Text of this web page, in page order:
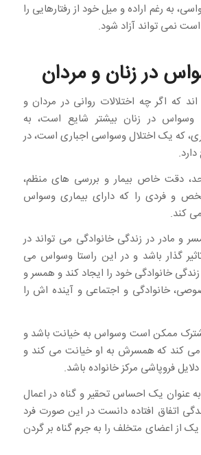
به رغم اراده و میل خود از رفتارهایی را
نمی تواند آزاد شود.
در زنان و مردان
که اگر چه اختلالات روانی در مردان و
در زنان بیشتر شایع است، به
یک اختلال وسواسی اجباری است، در
دقت خاص بیمار و بررسی های منظم،
و فردی را که دارای بیماری وسواس
کند.
و مادر در زندگی خانوادگی می تواند در
گذار باشد و در این راستا وسواس می
خانوادگی خود را ایجاد کند و همسر و
خانوادگی و اجتماعی و آینده اش را
ممکن است وسواس به خیانت باشد و
کند که همسرش به او خیانت می کند و
فروپاشی مرکز خانواده باشد.
عنوان یک احساس تحقیر و گناه در اعمال
اتفاق افتاده دانست در این صورت فرد
یک از اعضای متخلف را به جرم گناه بر گردن